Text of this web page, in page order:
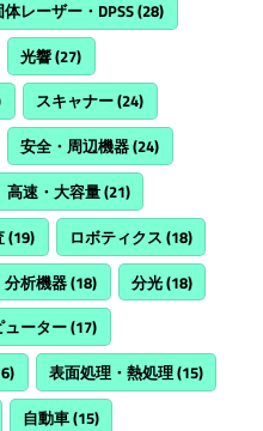
体レーザー・DPSS(28)
光響(27)
スキャナー(24)
安全・周辺機器(24)
高速・大容量(21)
(19) ロボティクス (18)
分析機器(18) 分光(18)
ーター(17)
表面処理・熱処理(15)
自動車(15)